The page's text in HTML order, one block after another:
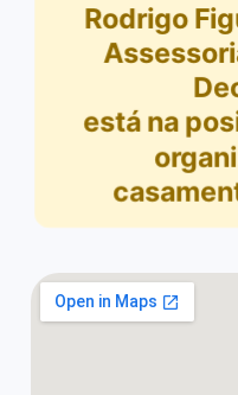
Rodrigo
está na